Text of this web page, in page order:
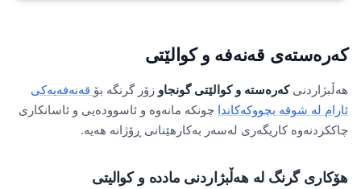
کەرەستەی قەنەفە و کوالێتی
هەڵبژاردنیکەرەستە و کوالێتی گونجاو زۆر گرنگە بۆ قەنەفەیەکی
ئارام لە شوقە بچووکەکاندا چونکە مانەوە و ئاسوودەیی و ئاسانکاری
چاککردنەوە کاریگەری لەسەر بەکارهێنانی ڕۆژانە هەیە.
هۆکاری گرنگ لە هەڵبژاردنی ماددە و کوالیتی